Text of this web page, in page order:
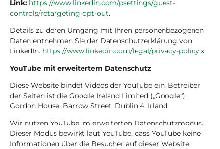
Link: https://www.linkedin.com/psettings/guest-
controls/retargeting-opt-out.
Details zu deren Umgang mit Ihren personenbezogenen
Daten entnehmen Sie der Datenschutzerklärung von
LinkedIn: https://www.linkedin.com/legal/privacy-policy.x
YouTube mit erweitertem Datenschutz
Diese Website bindet Videos der YouTube ein. Betreiber
der Seiten ist die Google Ireland Limited („Google“),
Gordon House, Barrow Street, Dublin 4, Irland.
Wir nutzen YouTube im erweiterten Datenschutzmodus.
Dieser Modus bewirkt laut YouTube, dass YouTube keine
Informationen über die Besucher auf dieser Website